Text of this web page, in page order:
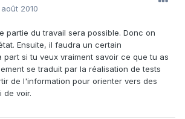
2010
partie du travail sera possible. Donc on
Ensuite, il faudra un certain
part si tu veux vraiment savoir ce que tu as
se traduit par la réalisation de tests
de l'information pour orienter vers des
de voir.